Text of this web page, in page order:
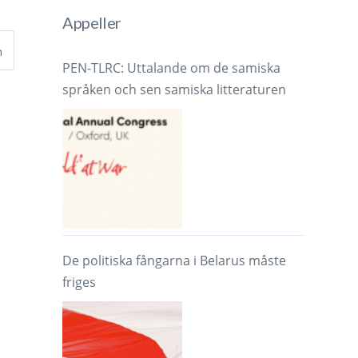
Appeller
PEN-TLRC: Uttalande om de samiska
språken och sen samiska litteraturen
De politiska fångarna i Belarus måste
friges